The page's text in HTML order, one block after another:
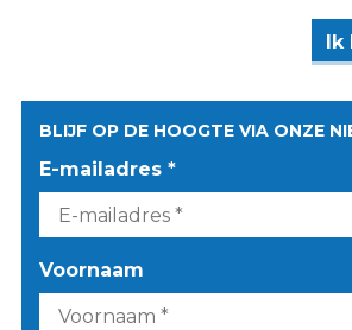
BLIJF OP DE HOOGTE VIA ONZE
E-mailadres *
Voornaam